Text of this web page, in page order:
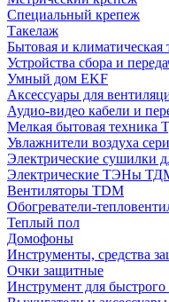
Специальный крепеж
Такелаж
Бытовая и климатическая
Устройства сбора и
Умный дом EKF
Аксессуары для
Аудио-видео кабели и
Мелкая бытовая техника
Увлажнители воздуха
Электрические сушилки
Электрические ТЭНы
Вентиляторы TDM
Обогреватели-
Теплый пол
Домофоны
Инструменты, средства
Очки защитные
Инструмент для